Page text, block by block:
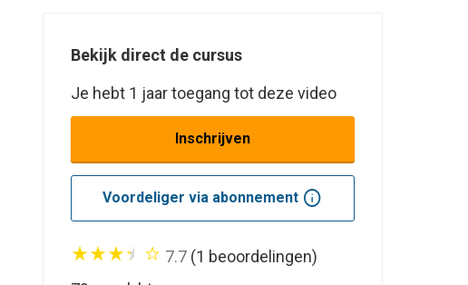
Bekijk direct de cursus
Je hebt 1 jaar toegang tot deze video
Inschrijven
Voordeliger via abonnement info
7.7 (1 beoordelingen)